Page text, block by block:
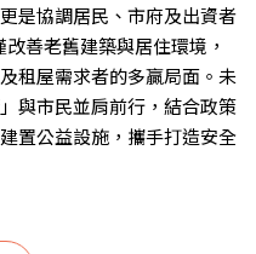
是協調居民、市府及出資者
善老舊建築與居住環境，
租屋需求者的多贏局面。未
與市民並肩前行，結合政策
置公益設施，攜手打造安全